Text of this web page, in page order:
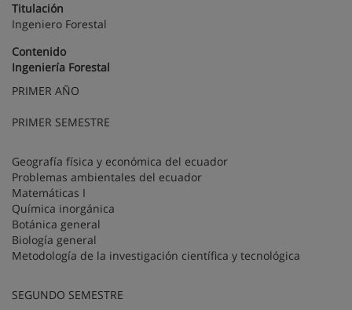
Titulación
Ingeniero Forestal
Contenido
Ingeniería Forestal
PRIMER AÑO
PRIMER SEMESTRE
Geografía física y económica del ecuador
Problemas ambientales del ecuador
Matemáticas I
Química inorgánica
Botánica general
Biología general
Metodología de la investigación científica y tecnológica
SEGUNDO SEMESTRE